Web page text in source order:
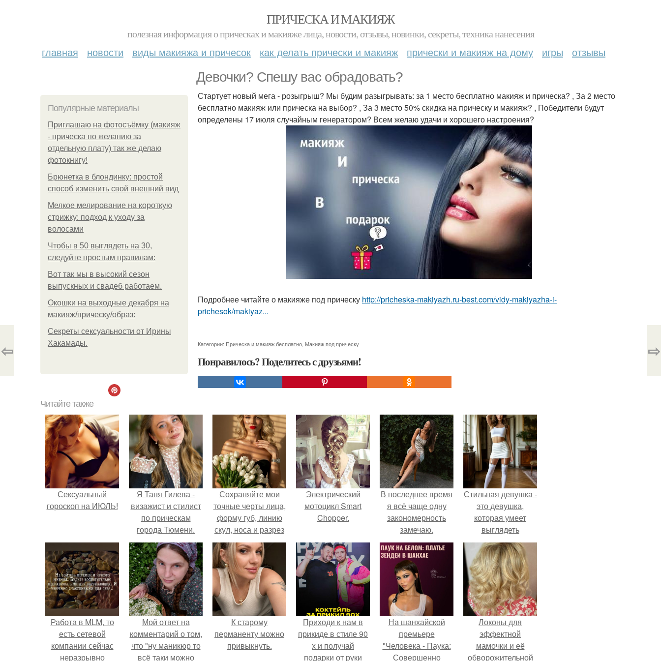
ПРИЧЕСКА И МАКИЯЖ
полезная информация о прическах и макияже лица, новости, отзывы, новинки, секреты, техника нанесения
главная новости виды макияжа и причесок как делать прически и макияж прически и макияж на дому игры отзывы
Девочки? Спешу вас обрадовать?
Популярные материалы
Приглашаю на фотосъёмку (макияж
- прическа по желанию за
отдельную плату) так же делаю
фотокнигу!
Брюнетка в блондинку: простой
способ изменить свой внешний вид
Мелкое мелирование на короткую
стрижку: подход к уходу за
волосами
Чтобы в 50 выглядеть на 30,
следуйте простым правилам:
Вот так мы в высокий сезон
выпускных и свадеб работаем.
Окошки на выходные декабря на
макияж/прическу/образ:
Секреты сексуальности от Ирины
Хакамады.
Стартует новый мега - розыгрыш? Мы будим разыгрывать: за 1 место бесплатно макияж и прическа? , За 2 место
бесплатно макияж или прическа на выбор? , За 3 место 50% скидка на прическу и макияж? , Победители будут
определены 17 июля случайным генератором? Всем желаю удачи и хорошего настроения?
Подробнее читайте о макияже под прическу http://pricheska-makiyazh.ru-best.com/vidy-makiyazha-i-
prichesok/makiyaz...
Категории: Прическа и макияж бесплатно Макияж под прическу
Понравилось? Поделитесь с друзьями!
⇦ ⇨
Читайте также
Сексуальный
гороскоп на ИЮЛЬ!
Я Таня Гилева -
визажист и стилист
по прическам
города Тюмени.
Сохраняйте мои
точные черты лица,
форму губ, линию
скул, носа и разрез
глаз.
Электрический
мотоцикл Smart
Chopper.
В последнее время
я всё чаще одну
закономерность
замечаю.
Стильная девушка -
это девушка,
которая умеет
выглядеть
привлекательно и
элегантно в любои
ситуации.
Работа в MLM, то
есть сетевой
компании сейчас
неразрывно
Мой ответ на
комментарий о том,
что "ну маникюр то
всё таки можно
К старому
перманенту можно
привыкнуть.
Приходи к нам в
прикиде в стиле 90
х и получай
подарки от руки
На шанхайской
премьере
"Человека - Паука:
Совершенно
Локоны для
эффектной
мамочки и её
обворожительной